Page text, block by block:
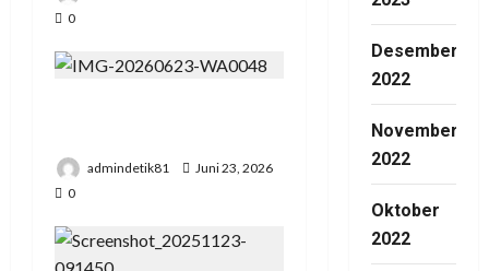
0
admindetik81
Juni 23, 2026
0
Desember
2022
November
2022
Oktober
2022